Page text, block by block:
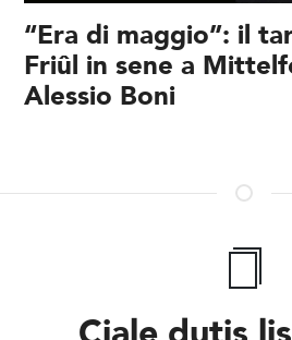
“Era di maggio”: il
Friûl in sene a
Alessio Boni